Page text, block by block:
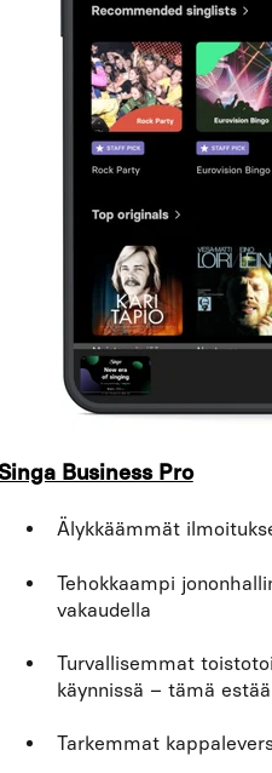
Business Pro
Älykkäämmät
Tehokkaampi
vakaudella
Turvallisemmat
käynnissä – tämä
Tarkemmat